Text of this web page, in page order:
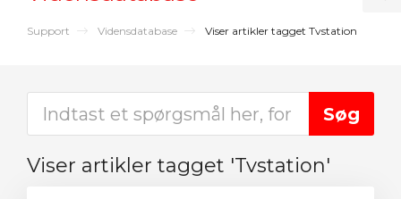
Support Vidensdatabase Viser artikler tagget Tvstation
Viser artikler tagget 'Tvstation'